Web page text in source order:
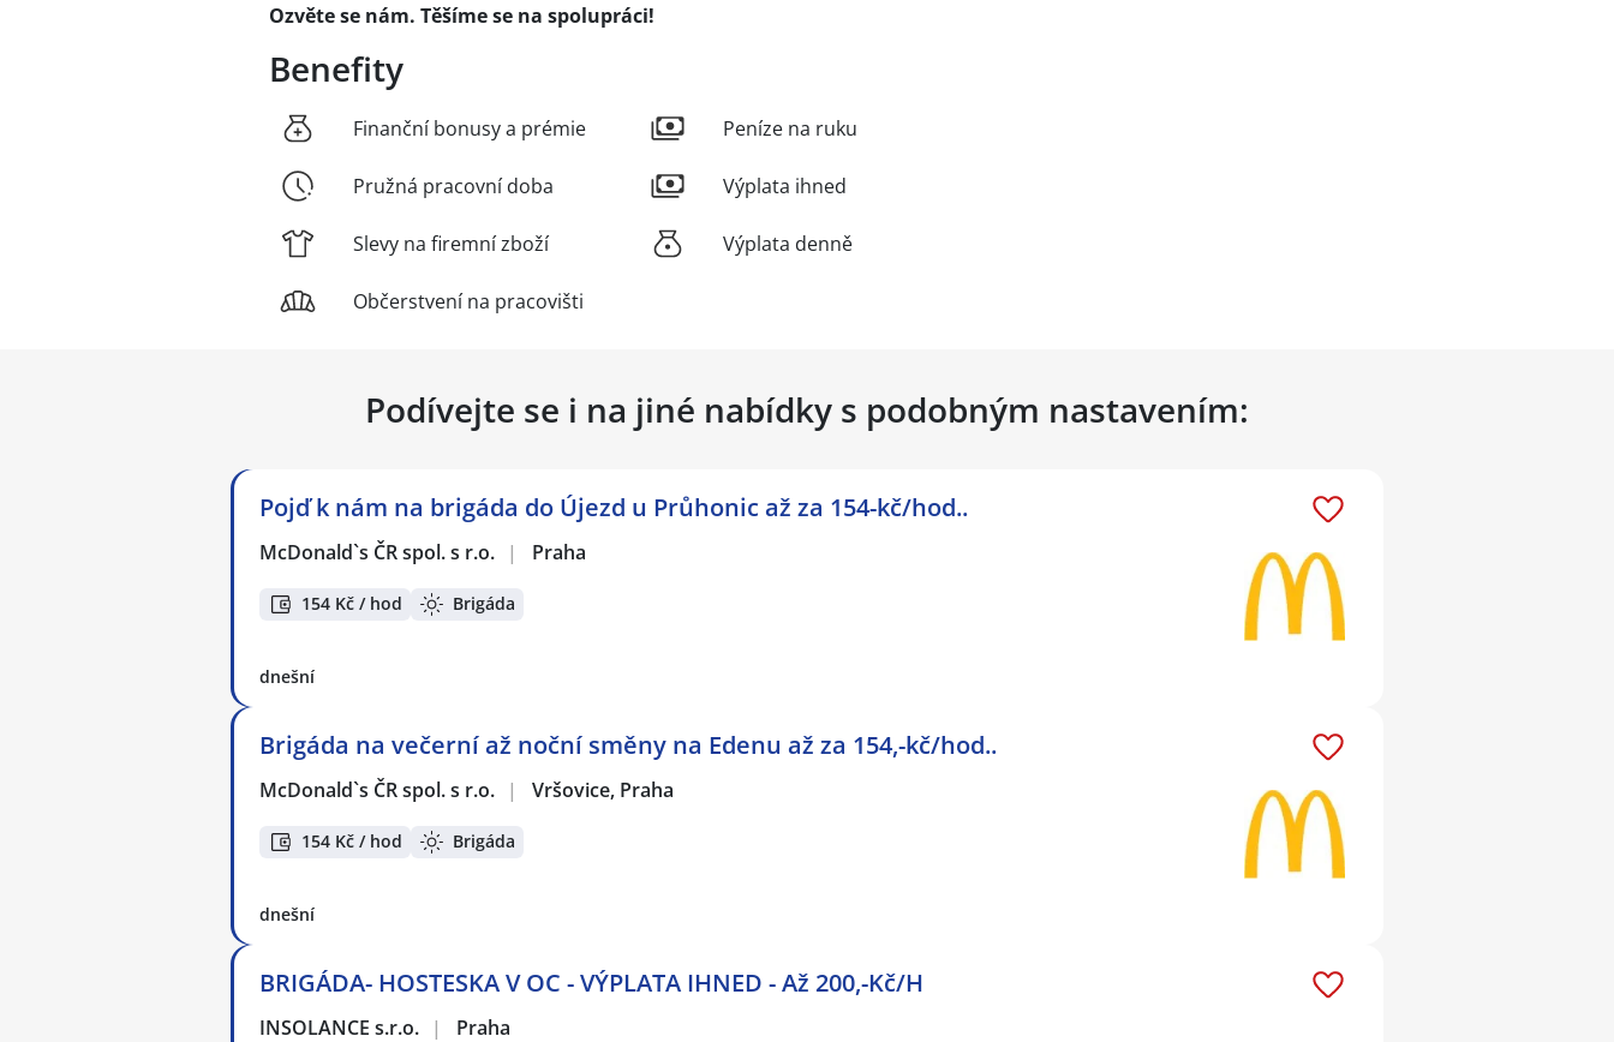
Ozvěte se nám. Těšíme se na spolupráci!
Benefity
Finanční bonusy a prémie
Pružná pracovní doba
Slevy na firemní zboží
Občerstvení na pracovišti
Peníze na ruku
Výplata ihned
Výplata denně
Podívejte se i na jiné nabídky s podobným nastavením:
Pojď k nám na brigáda do Újezd u Průhonic až za 154-kč/hod..
McDonald`s ČR spol. s r.o. | Praha
154 Kč / hod Brigáda
dnešní
Brigáda na večerní až noční směny na Edenu až za 154,-kč/hod..
McDonald`s ČR spol. s r.o. | Vršovice, Praha
154 Kč / hod Brigáda
dnešní
BRIGÁDA- HOSTESKA V OC - VÝPLATA IHNED - Až 200,-Kč/H
INSOLANCE s.r.o. | Praha